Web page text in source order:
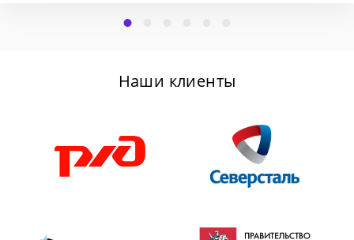
Наши клиенты